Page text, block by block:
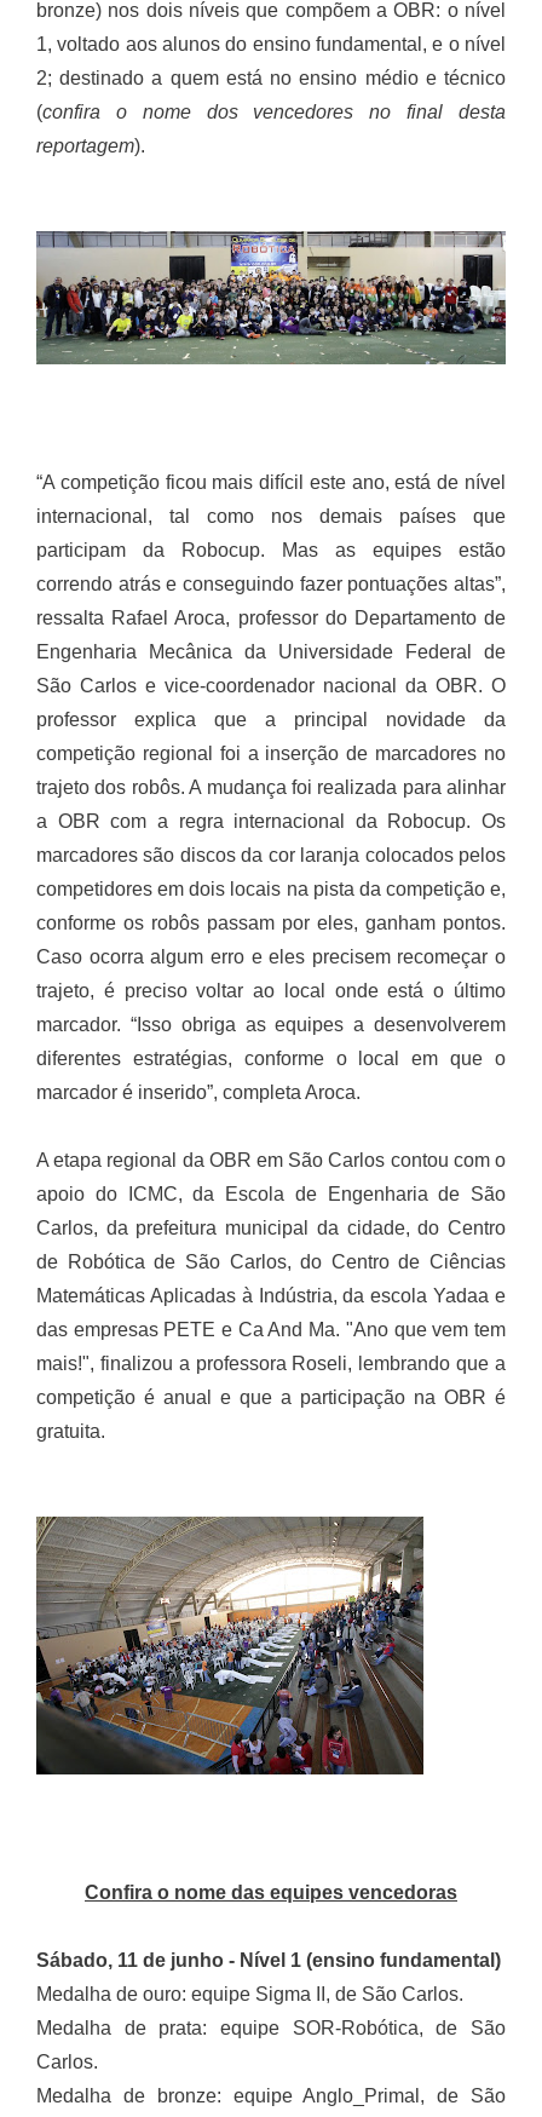
bronze) nos dois níveis que compõem a OBR: o nível
1, voltado aos alunos do ensino fundamental, e o nível
2; destinado a quem está no ensino médio e técnico
(confira o nome dos vencedores no final desta
reportagem).
“A competição ficou mais difícil este ano, está de nível
internacional, tal como nos demais países que
participam da Robocup. Mas as equipes estão
correndo atrás e conseguindo fazer pontuações altas”,
ressalta Rafael Aroca, professor do Departamento de
Engenharia Mecânica da Universidade Federal de
São Carlos e vice-coordenador nacional da OBR. O
professor explica que a principal novidade da
competição regional foi a inserção de marcadores no
trajeto dos robôs. A mudança foi realizada para alinhar
a OBR com a regra internacional da Robocup. Os
marcadores são discos da cor laranja colocados pelos
competidores em dois locais na pista da competição e,
conforme os robôs passam por eles, ganham pontos.
Caso ocorra algum erro e eles precisem recomeçar o
trajeto, é preciso voltar ao local onde está o último
marcador. “Isso obriga as equipes a desenvolverem
diferentes estratégias, conforme o local em que o
marcador é inserido”, completa Aroca.
A etapa regional da OBR em São Carlos contou com o
apoio do ICMC, da Escola de Engenharia de São
Carlos, da prefeitura municipal da cidade, do Centro
de Robótica de São Carlos, do Centro de Ciências
Matemáticas Aplicadas à Indústria, da escola Yadaa e
das empresas PETE e Ca And Ma. "Ano que vem tem
mais!", finalizou a professora Roseli, lembrando que a
competição é anual e que a participação na OBR é
gratuita.
Confira o nome das equipes vencedoras
Sábado, 11 de junho - Nível 1 (ensino fundamental)
Medalha de ouro: equipe Sigma II, de São Carlos.
Medalha de prata: equipe SOR-Robótica, de São
Carlos.
Medalha de bronze: equipe Anglo_Primal, de São